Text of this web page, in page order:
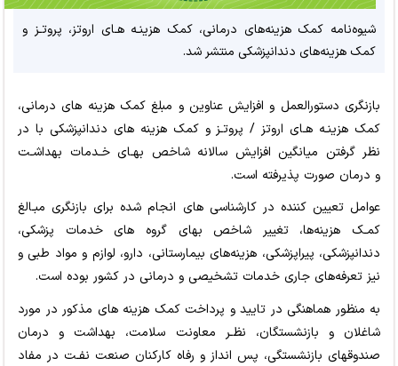
شیوه‌نامه کمک هزینه‌های درمانی، کمک هزینـه هـای اروتز، پروتـز و
کمک هزینه‌های دندانپزشکی منتشر شد.
بازنگری دستورالعمل و افزایش عناوین و مبلغ کمک هزینه های درمانی،
کمک هزینـه هـای اروتز / پروتـز و کمک هزینه های دندانپزشکی با در
نظر گرفتن میانگین افزایش سالانه شاخص بهـای خـدمات بهداشـت
و درمان صورت پذیرفته است.
عوامل تعیین کننده در کارشناسی های انجام شده برای بازنگری مبـالغ
کمـک هزینه‌ها، تغییر شاخص بهای گروه های خدمات پزشکی،
دندانپزشکی، پیراپزشکی، هزینه‌های بیمارستانی، دارو، لوازم و مواد طبی و
نیز تعرفه‌های جاری خدمات تشخیصی و درمانی در کشور بوده است.
به منظور هماهنگی در تایید و پرداخت کمک هزینه های مذکور در مورد
شاغلان و بازنشستگان، نظـر معاونت سلامت، بهداشت و درمان
صندوقهای بازنشستگی، پس انداز و رفاه کارکنان صنعت نفـت در مفاد